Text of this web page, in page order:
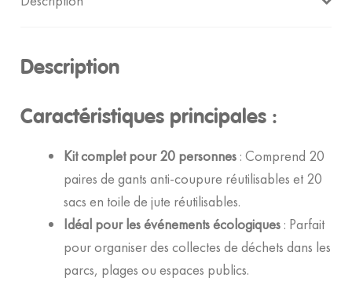
Description
Caractéristiques principales :
Kit complet pour 20 personnes : Comprend 20
paires de gants anti-coupure réutilisables et 20
sacs en toile de jute réutilisables.
Idéal pour les événements écologiques : Parfait
pour organiser des collectes de déchets dans les
parcs, plages ou espaces publics.